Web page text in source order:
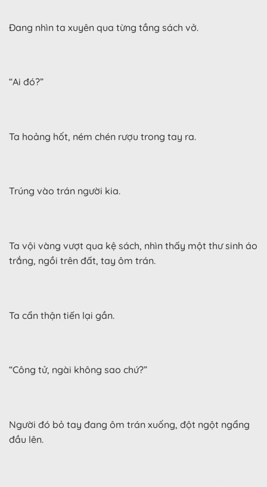
Đang nhìn ta xuyên qua từng tầng sách vở.
“Ai đó?”
Ta hoảng hốt, ném chén rượu trong tay ra.
Trúng vào trán người kia.
Ta vội vàng vượt qua kệ sách, nhìn thấy một thư sinh áo
trắng, ngồi trên đất, tay ôm trán.
Ta cẩn thận tiến lại gần.
“Công tử, ngài không sao chứ?”
Người đó bỏ tay đang ôm trán xuống, đột ngột ngẩng
đầu lên.